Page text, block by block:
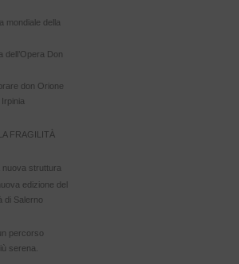
mondiale della
dell’Opera Don
don Orione
FRAGILITÀ
nuova struttura
edizione del
di Salerno
percorso
serena.